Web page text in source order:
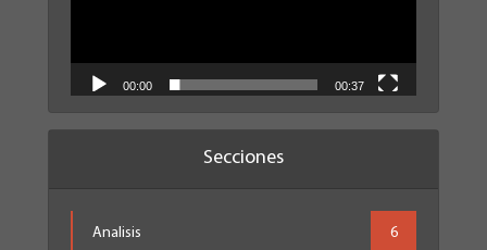
00:00 00:37
Secciones
Analisis 6